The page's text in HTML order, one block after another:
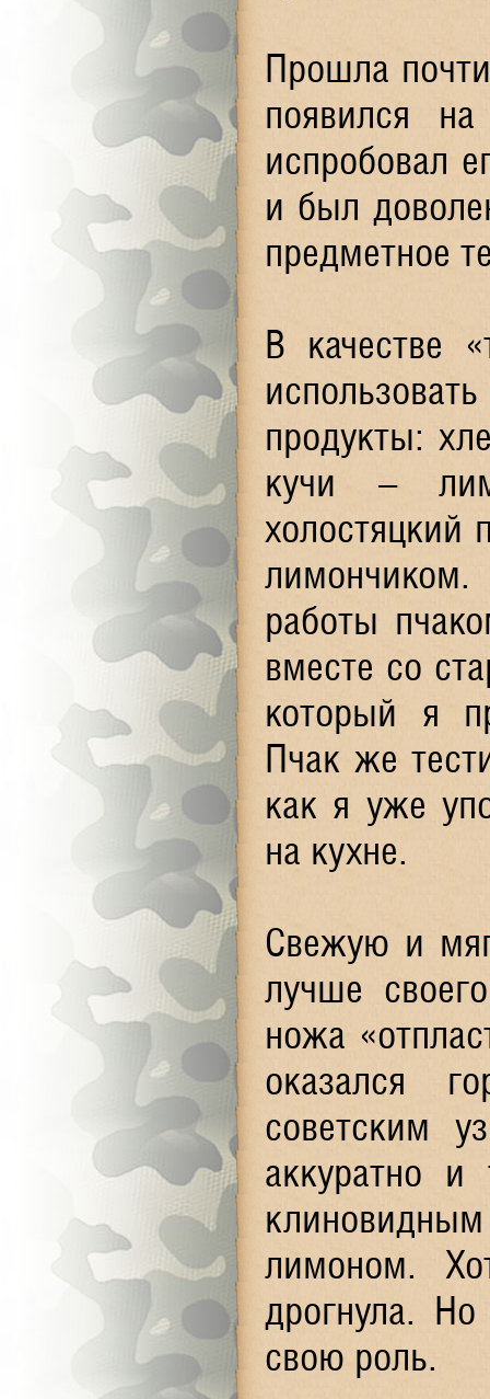
Прошла
появился
испробовал
и был
предметное
В качестве
продукты:
кучи –
холостяцкий
лимончиком.
работы
вместе со
который я
Пчак же
как я уже
на кухне.
Свежую и
лучше
ножа
оказался
советским
аккуратно
лимоном.
дрогнула.
свою роль.